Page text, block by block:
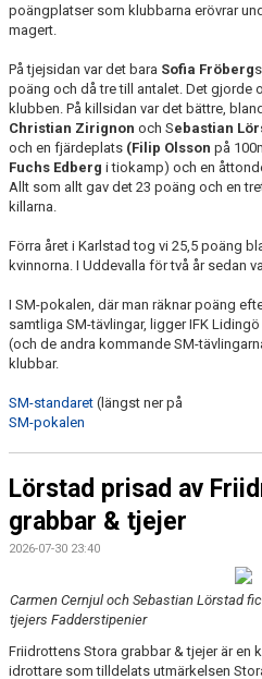
poängplatser som klubbarna erövrar
magert.
På tjejsidan var det bara Sofia Fröberg
poäng och då tre till antalet. Det gjorde
klubben. På killsidan var det bättre,
Christian Zirignon och Sebastian
och en fjärdeplats (Filip Olsson på
Fuchs Edberg i tiokamp) och en
Allt som allt gav det 23 poäng och en
killarna.
Förra året i Karlstad tog vi 25,5 poäng
kvinnorna. I Uddevalla för två år sedan
I SM-pokalen, där man räknar poäng
samtliga SM-tävlingar, ligger IFK
(och de andra kommande SM-
klubbar.
SM-standaret (längst ner på
SM-pokalen
Lörstad prisad av
grabbar & tjejer
2026-07-30 23:40
Carmen Cernjul och Sebastian Lörstad
tjejers Fadderstipenier
Friidrottens Stora grabbar & tjejer är en
idrottare som tilldelats utmärkelsen